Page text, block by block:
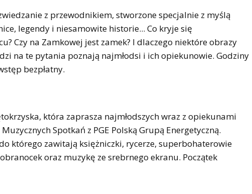
z przewodnikiem, stworzone specjalnie z myślą
legendy i niesamowite historie... Co kryje się
Czy na Zamkowej jest zamek? I dlaczego niektóre obrazy
na te pytania poznają najmłodsi i ich opiekunowie. Godziny
bezpłatny.
która zaprasza najmłodszych wraz z opiekunami
Spotkań z PGE Polską Grupą Energetyczną.
którego zawitają księżniczki, rycerze, superbohaterowie
oraz muzykę ze srebrnego ekranu. Początek